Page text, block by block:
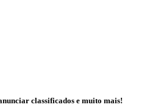
classificados e muito mais!